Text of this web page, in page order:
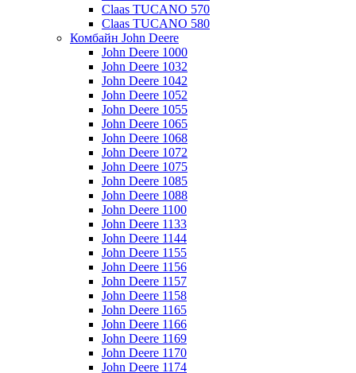
Claas TUCANO 570
Claas TUCANO 580
Комбайн John Deere
John Deere 1000
John Deere 1032
John Deere 1042
John Deere 1052
John Deere 1055
John Deere 1065
John Deere 1068
John Deere 1072
John Deere 1075
John Deere 1085
John Deere 1088
John Deere 1100
John Deere 1133
John Deere 1144
John Deere 1155
John Deere 1156
John Deere 1157
John Deere 1158
John Deere 1165
John Deere 1166
John Deere 1169
John Deere 1170
John Deere 1174